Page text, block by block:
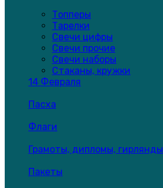
Топперы
Тарелки
Свечи цифры
Свечи прочие
Свечи наборы
Стаканы, кружки
14 Февраля
Пасха
Флаги
Грамоты, дипломы, гирлянды
Пакеты